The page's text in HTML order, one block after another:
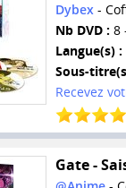
Dybex-
Nb DVD : 8
Langue(s) :
Sous-
Recevez
Gate -